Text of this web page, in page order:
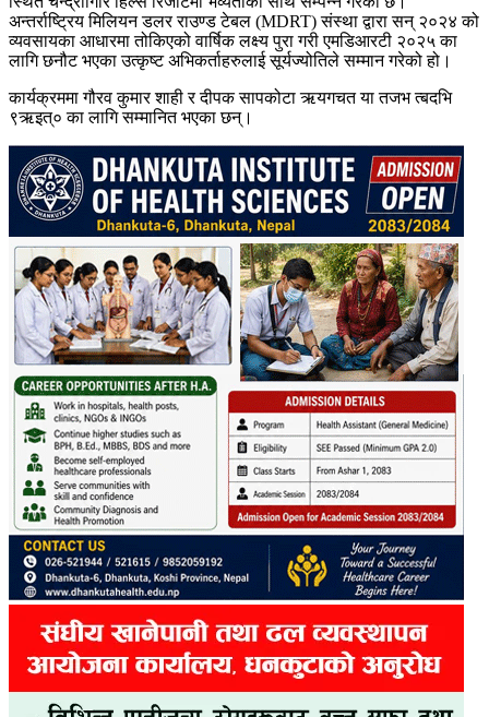
अन्तर्राष्ट्रिय मिलियन डलर राउण्ड टेबल (MDRT) संस्था द्वारा सन् २०२४ को
व्यवसायका आधारमा तोकिएको वार्षिक लक्ष्य पुरा गरी एमडिआरटी २०२५ का
लागि छनौट भएका उत्कृष्ट अभिकर्ताहरुलाई सूर्यज्योतिले सम्मान गरेको हो।
कार्यक्रममा गौरव कुमार शाही र दीपक सापकोटा ऋयगचत या तजभ त्बदभि
९ऋइत्० का लागि सम्मानित भएका छन्।